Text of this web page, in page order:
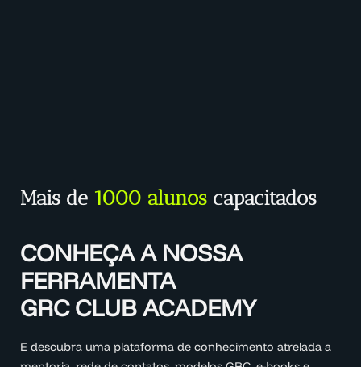
Mais de 1000 alunos capacitados
CONHEÇA A NOSSA
FERRAMENTA
GRC CLUB ACADEMY
E descubra uma plataforma de conhecimento atrelada a